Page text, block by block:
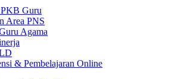
Guru
Area PNS
Agama
& Pembelajaran Online